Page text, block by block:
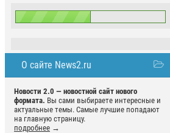
О сайте News2.ru
Новости 2.0 — новостной сайт нового
формата. Вы сами выбираете интересные и
актуальные темы. Самые лучшие попадают
на главную страницу.
подробнее →